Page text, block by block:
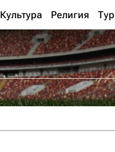
Культура Религия